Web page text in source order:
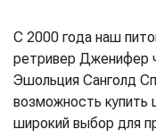
С 2000 года наш
ретривер Дженифер
Эшольция Санголд
возможность купить
широкий выбор для